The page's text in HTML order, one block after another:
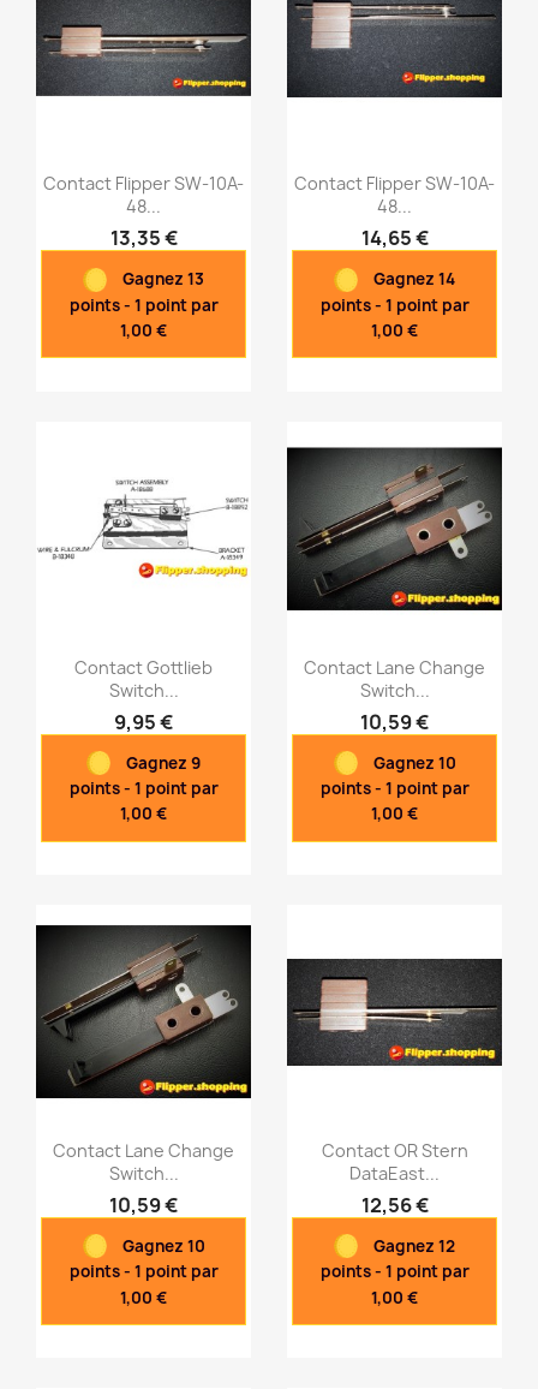
Aperçu rapide
Contact Flipper SW-10A-
48...
13,35 €
Gagnez 13
points - 1 point par
1,00 €
Aperçu rapide
Contact Flipper SW-10A-
48...
14,65 €
Gagnez 14
points - 1 point par
1,00 €
Aperçu rapide
Contact Gottlieb
Switch...
9,95 €
Gagnez 9
points - 1 point par
1,00 €
Aperçu rapide
Contact Lane Change
Switch...
10,59 €
Gagnez 10
points - 1 point par
1,00 €
Aperçu rapide
Contact Lane Change
Switch...
10,59 €
Gagnez 10
points - 1 point par
1,00 €
Aperçu rapide
Contact OR Stern
DataEast...
12,56 €
Gagnez 12
points - 1 point par
1,00 €